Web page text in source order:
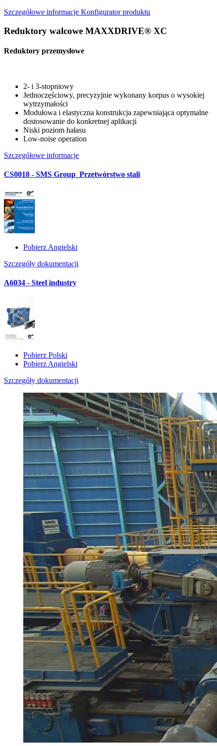
Szczegółowe informacje Konfigurator produktu
Reduktory walcowe MAXXDRIVE® XC
Reduktory przemysłowe
2- i 3-stopniowy
Jednoczęściowy, precyzyjnie wykonany korpus o wysokiej
wytrzymałości
Modułowa i elastyczna konstrukcja zapewniająca optymalne
dostosowanie do konkretnej aplikacji
Niski poziom hałasu
Low-noise operation
Szczegółowe informacje
CS0018 - SMS Group_Przetwórstwo stali
Pobierz Angielski
Szczegóły dokumentacji
A6034 - Steel industry
Pobierz Polski
Pobierz Angielski
Szczegóły dokumentacji